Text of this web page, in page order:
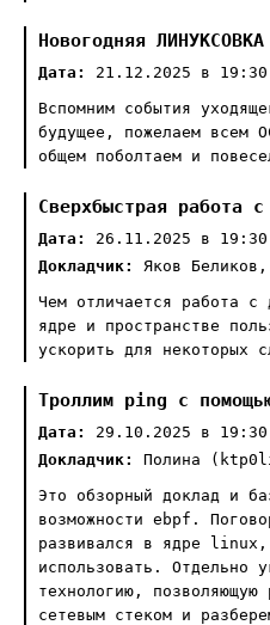
Новогодняя ЛИНУКСОВКА
Дата:
21.12.2025 в 19:30
Вспомним события
будущее, пожелаем всем
общем поболтаем и
Сверхбыстрая работа
Дата:
26.11.2025 в 19:30
Докладчик:
Яков
Чем отличается работа с
ядре и пространстве
ускорить для некоторых
Троллим ping с
Дата:
29.10.2025 в 19:30
Докладчик:
Полина
Это обзорный доклад и
возможности ebpf.
развивался в ядре
использовать. Отдельно
технологию, позволяющую
сетевым стеком и